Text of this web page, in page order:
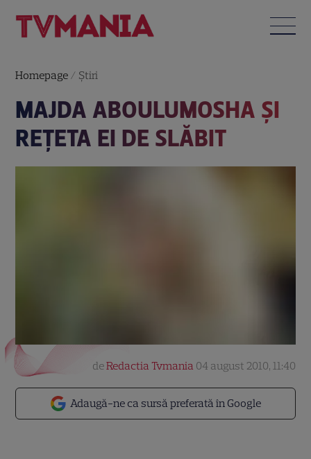
Homepage / Știri
MAJDA ABOULUMOSHA ŞI
REŢETA EI DE SLĂBIT
Adaugă-ne ca sursă preferată în Google
deRedactia Tvmania 04 august 2010, 11:40